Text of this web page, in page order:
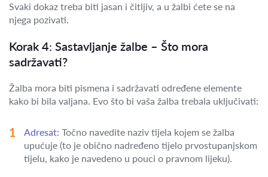
Svaki dokaz treba biti jasan i čitljiv, a u žalbi ćete se na
njega pozivati.
Korak 4: Sastavljanje žalbe – Što mora
sadržavati?
Žalba mora biti pismena i sadržavati određene elemente
kako bi bila valjana. Evo što bi vaša žalba trebala uključivati:
Adresat: Točno navedite naziv tijela kojem se žalba
upućuje (to je obično nadređeno tijelo prvostupanjskom
tijelu, kako je navedeno u pouci o pravnom lijeku).